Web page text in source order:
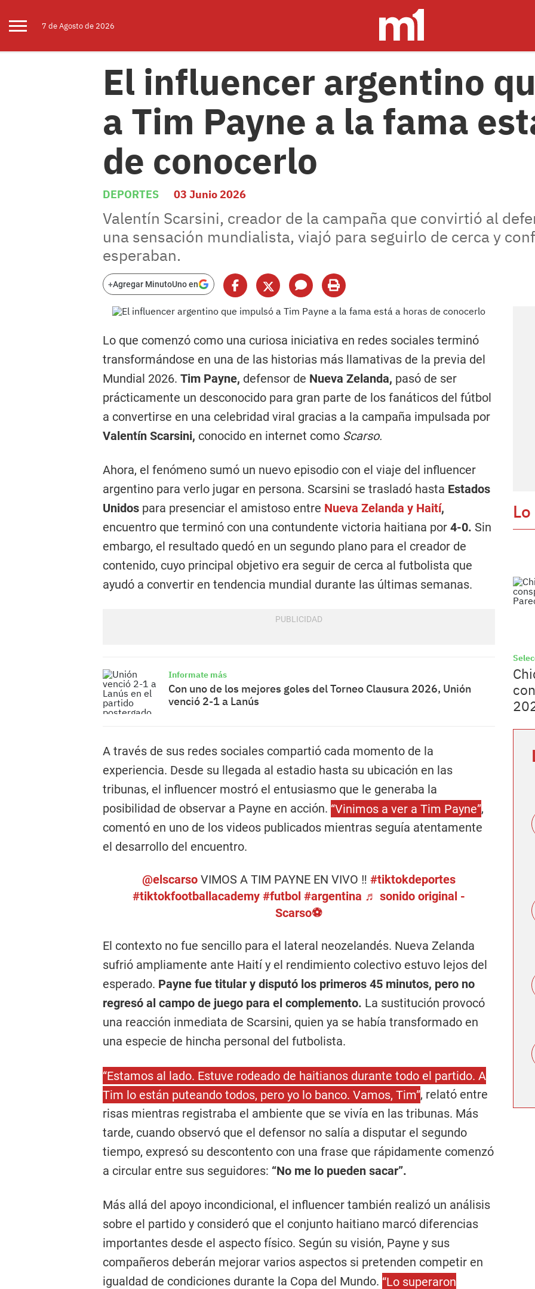
7 deAgostode 2026
El influencer argentino
a Tim Payne a la fama
de conocerlo
DEPORTES 03 Junio 2026
Valentín Scarsini, creador de la campaña que convirtió al
una sensación mundialista, viajó para seguirlo de cerca y
esperaban.
+Agregar MinutoUno en
Lo que comenzó como una curiosa iniciativa en redes sociales terminó
transformándose en una de las historias más llamativas de la previa del
Mundial 2026. Tim Payne, defensor de Nueva Zelanda, pasó de ser
prácticamente un desconocido para gran parte de los fanáticos del fútbol
a convertirse en una celebridad viral gracias a la campaña impulsada por
Valentín Scarsini, conocido en internet como Scarso.
Ahora, el fenómeno sumó un nuevo episodio con el viaje del influencer
argentino para verlo jugar en persona. Scarsini se trasladó hasta Estados
Unidos para presenciar el amistoso entre Nueva Zelanda y Haití,
encuentro que terminó con una contundente victoria haitiana por 4-0. Sin
embargo, el resultado quedó en un segundo plano para el creador de
contenido, cuyo principal objetivo era seguir de cerca al futbolista que
ayudó a convertir en tendencia mundial durante las últimas semanas.
Informate más
Con uno de los mejores goles del Torneo Clausura 2026, Unión
venció 2-1 a Lanús
A través de sus redes sociales compartió cada momento de la
experiencia. Desde su llegada al estadio hasta su ubicación en las
tribunas, el influencer mostró el entusiasmo que le generaba la
posibilidad de observar a Payne en acción. “Vinimos a ver a Tim Payne”,
comentó en uno de los videos publicados mientras seguía atentamente
el desarrollo del encuentro.
@elscarsoVIMOS A TIM PAYNE EN VIVO ‼️ #tiktokdeportes
#tiktokfootballacademy #futbol #argentina ♬ sonido original -
Scarso⚽️
El contexto no fue sencillo para el lateral neozelandés. Nueva Zelanda
sufrió ampliamente ante Haití y el rendimiento colectivo estuvo lejos del
esperado. Payne fue titular y disputó los primeros 45 minutos, pero no
regresó al campo de juego para el complemento. La sustitución provocó
una reacción inmediata de Scarsini, quien ya se había transformado en
una especie de hincha personal del futbolista.
“Estamos al lado. Estuve rodeado de haitianos durante todo el partido. A
Tim lo están puteando todos, pero yo lo banco. Vamos, Tim”, relató entre
risas mientras registraba el ambiente que se vivía en las tribunas. Más
tarde, cuando observó que el defensor no salía a disputar el segundo
tiempo, expresó su descontento con una frase que rápidamente comenzó
a circular entre sus seguidores: “No me lo pueden sacar”.
Más allá del apoyo incondicional, el influencer también realizó un análisis
sobre el partido y consideró que el conjunto haitiano marcó diferencias
importantes desde el aspecto físico. Según su visión, Payne y sus
compañeros deberán mejorar varios aspectos si pretenden competir en
igualdad de condiciones durante la Copa del Mundo. “Lo superaron